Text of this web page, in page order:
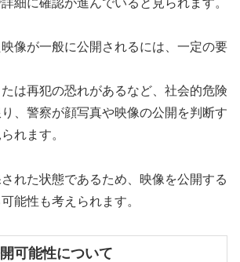
像が一般に公開されるには、一定の要
は再犯の恐れがあるなど、社会的危険
、警察が顔写真や映像の公開を判断す
れます。
れた状態であるため、映像を公開する
能性も考えられます。
可能性について